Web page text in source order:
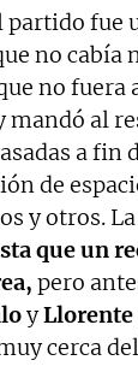
partido fue
no cabía
no fuera
mandó al
a fin
de
y otros.
que un
pero
yLlorente
cerca